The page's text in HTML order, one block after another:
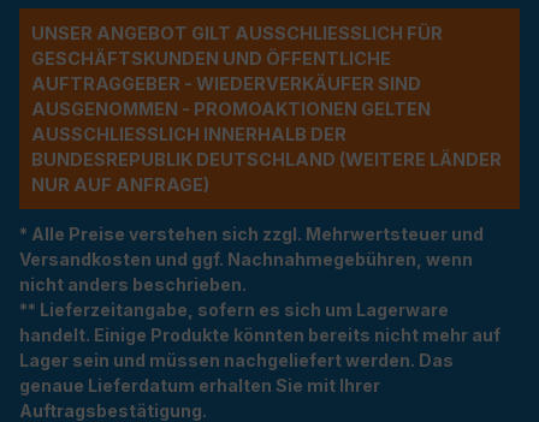
UNSER ANGEBOT GILT AUSSCHLIESSLICH FÜR G
ESCHÄFTSKUNDEN UND ÖFFENTLICHE A
UFTRAGGEBER - WIEDERVERKÄUFER SIND A
USGENOMMEN - PROMOAKTIONEN GELTEN A
USSCHLIESSLICH INNERHALB DER BU
NDESREPUBLIK DEUTSCHLAND (WEITERE LÄNDER NU
R AUF ANFRAGE)
* Alle Preise verstehen sich zzgl. Mehrwertsteuer und
Versandkosten und ggf. Nachnahmegebühren, wenn
nicht anders beschrieben.
** Lieferzeitangabe, sofern es sich um Lagerware
handelt. Einige Produkte könnten bereits nicht mehr auf
Lager sein und müssen nachgeliefert werden. Das
genaue Lieferdatum erhalten Sie mit Ihrer
Auftragsbestätigung.